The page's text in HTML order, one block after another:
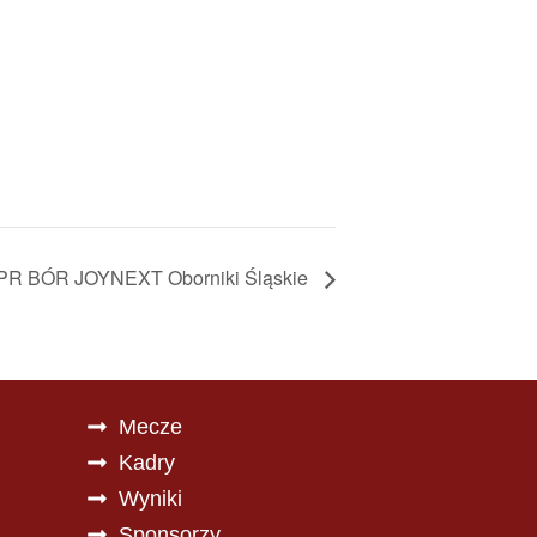
BÓR JOYNEXT Oborniki Śląskie
Mecze
Kadry
Wyniki